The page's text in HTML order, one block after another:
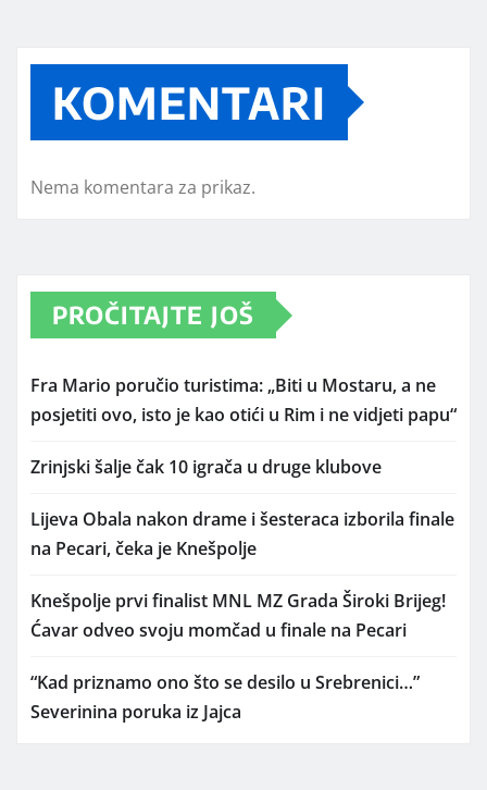
KOMENTARI
Nema komentara za prikaz.
PROČITAJTE JOŠ
Fra Mario poručio turistima: „Biti u Mostaru, a ne
posjetiti ovo, isto je kao otići u Rim i ne vidjeti papu“
Zrinjski šalje čak 10 igrača u druge klubove
Lijeva Obala nakon drame i šesteraca izborila finale
na Pecari, čeka je Knešpolje
Knešpolje prvi finalist MNL MZ Grada Široki Brijeg!
Ćavar odveo svoju momčad u finale na Pecari
“Kad priznamo ono što se desilo u Srebrenici…”
Severinina poruka iz Jajca